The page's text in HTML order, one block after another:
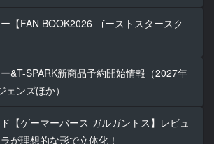
【FAN BOOK2026 ゴーストスタースク
&T-SPARK新商品予約開始情報（2027年
ンズほか）
【ゲーマーバース ガルガントス】レビュ
が理想的な形で立体化！